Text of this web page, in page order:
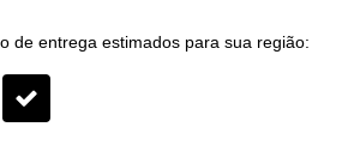
de entrega estimados para sua região: